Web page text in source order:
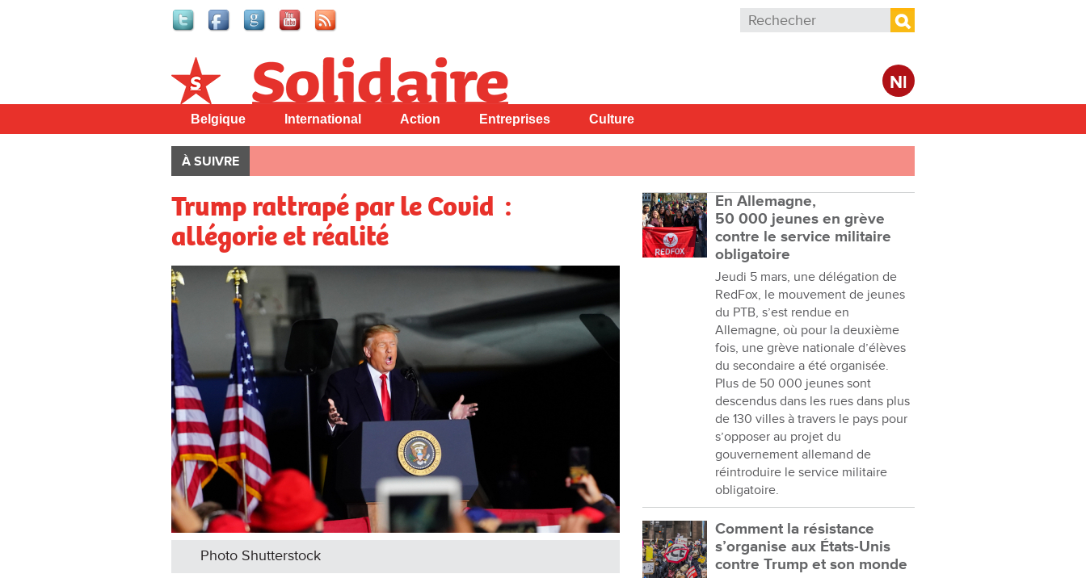
Formulaire de recherche
Rechercher
Nl
Solidaire
Belgique International Action Entreprises Culture
À SUIVRE
Trump rattrapé par le Covid :
allégorie et réalité
Photo Shutterstock
En Allemagne,
50 000 jeunes en grève
contre le service militaire
obligatoire
Jeudi 5 mars, une délégation de
RedFox, le mouvement de jeunes
du PTB, s’est rendue en
Allemagne, où pour la deuxième
fois, une grève nationale d’élèves
du secondaire a été organisée.
Plus de 50 000 jeunes sont
descendus dans les rues dans plus
de 130 villes à travers le pays pour
s’opposer au projet du
gouvernement allemand de
réintroduire le service militaire
obligatoire.
Comment la résistance
s’organise aux États-Unis
contre Trump et son monde